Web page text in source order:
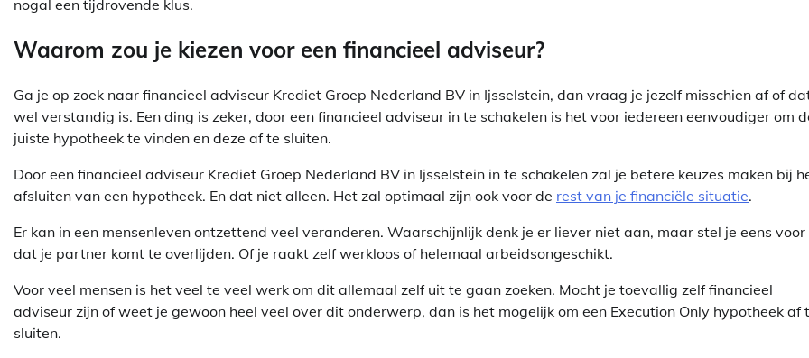
nogal een tijdrovende klus.
Waarom zou je kiezen voor een financieel adviseur?
Ga je op zoek naar financieel adviseur Krediet Groep Nederland BV in Ijsselstein, dan vraag je jezelf misschien af of
wel verstandig is. Een ding is zeker, door een financieel adviseur in te schakelen is het voor iedereen eenvoudiger om
juiste hypotheek te vinden en deze af te sluiten.
Door een financieel adviseur Krediet Groep Nederland BV in Ijsselstein in te schakelen zal je betere keuzes maken bij
afsluiten van een hypotheek. En dat niet alleen. Het zal optimaal zijn ook voor de rest van je financiële situatie.
Er kan in een mensenleven ontzettend veel veranderen. Waarschijnlijk denk je er liever niet aan, maar stel je eens voor
dat je partner komt te overlijden. Of je raakt zelf werkloos of helemaal arbeidsongeschikt.
Voor veel mensen is het veel te veel werk om dit allemaal zelf uit te gaan zoeken. Mocht je toevallig zelf financieel
adviseur zijn of weet je gewoon heel veel over dit onderwerp, dan is het mogelijk om een Execution Only hypotheek af
sluiten.